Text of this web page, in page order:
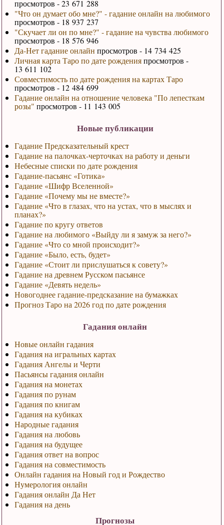
просмотров - 23 671 288
"Что он думает обо мне?" - гадание онлайн на любимого
просмотров - 18 937 237
"Скучает ли он по мне?" - гадание на чувства любимого
просмотров - 18 576 946
Да-Нет гадание онлайн просмотров - 14 734 425
Личная карта Таро по дате рожденияпросмотров -
13 611 102
Совместимость по дате рождения на картах Таро
просмотров - 12 484 699
Гадание онлайн на отношение человека "По лепесткам
розы" просмотров - 11 143 005
Новые публикации
Гадание Предсказательный крест
Гадание на палочках-черточках на работу и деньги
Небесные списки по дате рождения
Гадание-пасьянс «Готика»
Гадание «Шифр Вселенной»
Гадание «Почему мы не вместе?»
Гадание «Что в глазах, что на устах, что в мыслях и
планах?»
Гадание по кругу ответов
Гадание на любимого «Выйду ли я замуж за него?»
Гадание «Что со мной происходит?»
Гадание «Было, есть, будет»
Гадание «Стоит ли прислушаться к совету?»
Гадание на древнем Русском пасьянсе
Гадание «Девять недель»
Новогоднее гадание-предсказание на бумажках
Прогноз Таро на 2026 год по дате рождения
Гадания онлайн
Новые онлайн гадания
Гадания на игральных картах
Гадания Ангелы и Черти
Пасьянсы гадания онлайн
Гадания на монетах
Гадания по рунам
Гадания по книгам
Гадания на кубиках
Народные гадания
Гадания на любовь
Гадания на будущее
Гадания ответ на вопрос
Гадания на совместимость
Онлайн гадания на Новый год и Рождество
Нумерология онлайн
Гадания онлайн Да Нет
Гадания на день
Прогнозы